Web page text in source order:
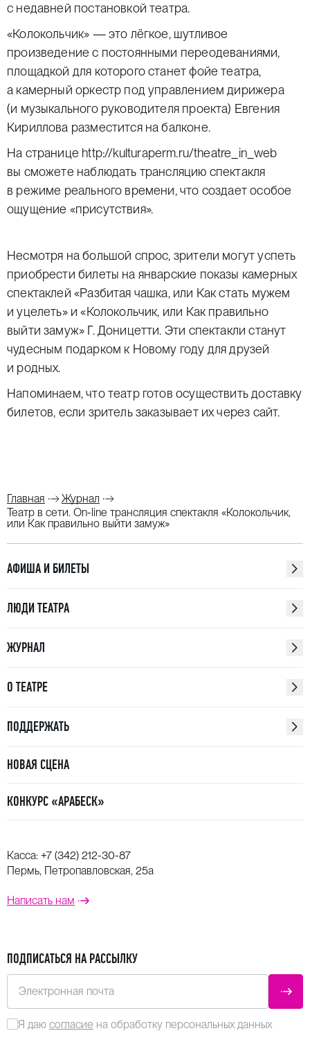
с недавней постановкой театра.
«Колокольчик» — это лёгкое, шутливое
произведение с постоянными переодеваниями,
площадкой для которого станет фойе театра,
а камерный оркестр под управлением дирижера
(и музыкального руководителя проекта) Евгения
Кириллова разместится на балконе.
На странице http://kulturaperm.ru/theatre_in_web
вы сможете наблюдать трансляцию спектакля
в режиме реального времени, что создает особое
ощущение «присутствия».
Несмотря на большой спрос, зрители могут успеть
приобрести билеты на январские показы камерных
спектаклей «Разбитая чашка, или Как стать мужем
и уцелеть» и «Колокольчик, или Как правильно
выйти замуж» Г. Доницетти. Эти спектакли станут
чудесным подарком к Новому году для друзей
и родных.
Напоминаем, что театр готов осуществить доставку
билетов, если зритель заказывает их через сайт.
Главная
Журнал
Театр в сети. On-line трансляция спектакля «Колокольчик,
или Как правильно выйти замуж»
АФИША И БИЛЕТЫ
ЛЮДИ ТЕАТРА
ЖУРНАЛ
О ТЕАТРЕ
ПОДДЕРЖАТЬ
НОВАЯ СЦЕНА
КОНКУРС «АРАБЕСК»
Касса: +7 (342) 212-30-87
Пермь, Петропавловская, 25а
Написать нам
ПОДПИСАТЬСЯ НА РАССЫЛКУ
Электронная почта
Я даю согласие на обработку персональных данных